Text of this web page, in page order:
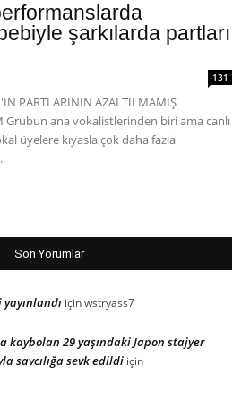
şarkılarda partları
131
PARTLARININ AZALTILMAMIŞ
Grubun ana vokalistlerinden biri ama canlı
üyelere kıyasla çok daha fazla
Son Yorumlar
içinwstryass7
kaybolan 29 yaşındaki Japon stajyer
savcılığa sevk edildi için